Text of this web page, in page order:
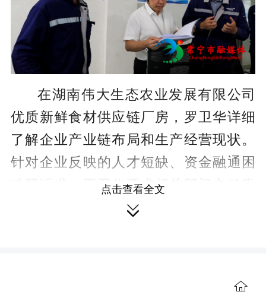
c
r
e
e
n
在湖南伟大生态农业发展有限公司
优质新鲜食材供应链厂房，罗卫华详细
了解企业产业链布局和生产经营现状。
针对企业反映的人才短缺、资金融通困
难等诉求，罗卫华要求相关部门主动靠
前服务，搭建银企、政企对接平台，畅
来到衡阳湘钢梅塞尔气体产品有限
点击查看全文
